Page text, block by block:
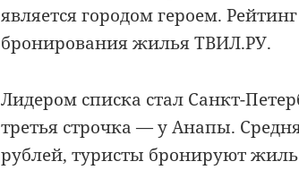
является городом героем.
бронирования жилья ТВИЛ.РУ.
Лидером списка стал Санкт-
третья строчка — у Анапы.
рублей, туристы бронируют